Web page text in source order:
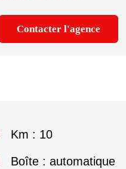
Contacter l'agence
Km : 10
Boîte : automatique